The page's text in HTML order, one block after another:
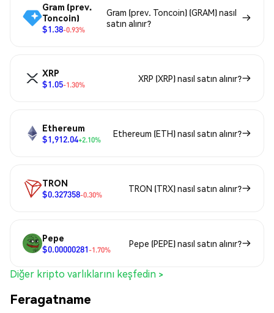
Gram (prev.
Toncoin)
$1.38-0.93%
Gram (prev. Toncoin) (GRAM) nasıl
satın alınır?
XRP
$1.05-1.30%
XRP (XRP) nasıl satın alınır?
Ethereum
$1,912.04+2.10%
Ethereum (ETH) nasıl satın alınır?
TRON
$0.327358-0.30%
TRON (TRX) nasıl satın alınır?
Pepe
$0.00000281-1.70%
Pepe (PEPE) nasıl satın alınır?
Diğer kripto varlıklarını keşfedin >
Feragatname